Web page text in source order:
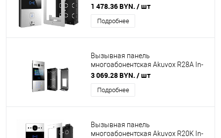
врезного монтажа в комплекте
1 478.36 BYN. / шт
Подробнее
Вызывная панель
многоабонентская Akuvox R28A In-
Wall с коробкой для врезного
монтажа в комплекте
3 069.28 BYN. / шт
Подробнее
Вызывная панель
многоабонентская Akuvox R20K In-